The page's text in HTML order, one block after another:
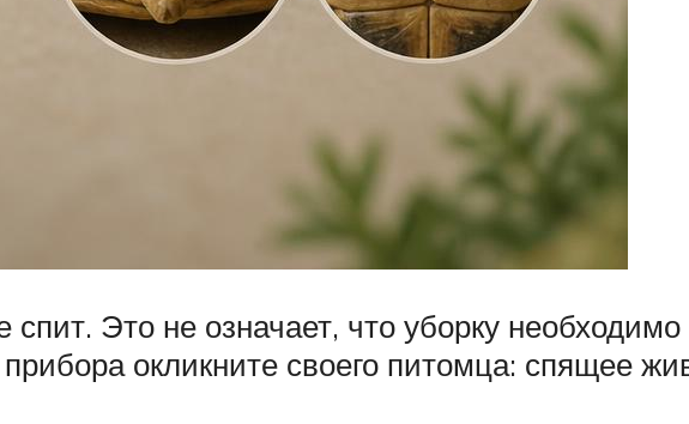
Это не означает, что уборку
окликните своего питомца: спящее